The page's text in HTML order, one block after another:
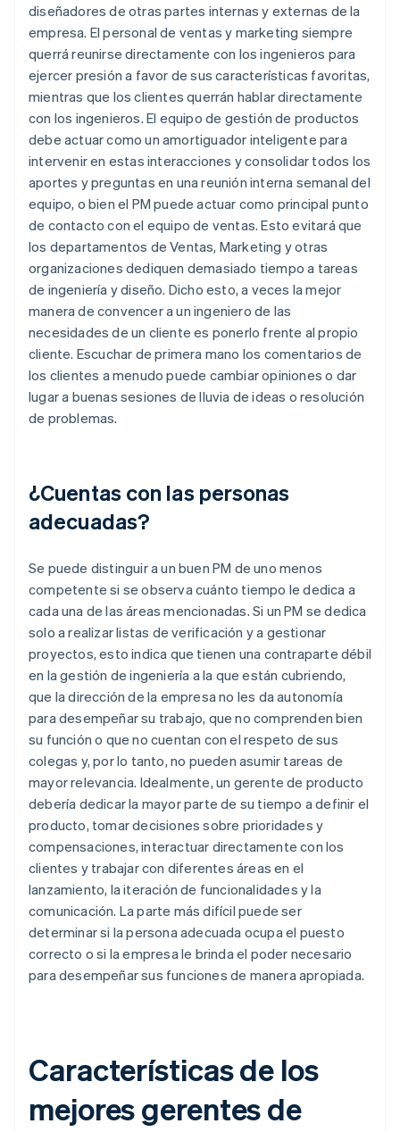
diseñadores de otras partes internas y externas de la
empresa. El personal de ventas y marketing siempre
querrá reunirse directamente con los ingenieros para
ejercer presión a favor de sus características favoritas,
mientras que los clientes querrán hablar directamente
con los ingenieros. El equipo de gestión de productos
debe actuar como un amortiguador inteligente para
intervenir en estas interacciones y consolidar todos los
aportes y preguntas en una reunión interna semanal del
equipo, o bien el PM puede actuar como principal punto
de contacto con el equipo de ventas. Esto evitará que
los departamentos de Ventas, Marketing y otras
organizaciones dediquen demasiado tiempo a tareas
de ingeniería y diseño. Dicho esto, a veces la mejor
manera de convencer a un ingeniero de las
necesidades de un cliente es ponerlo frente al propio
cliente. Escuchar de primera mano los comentarios de
los clientes a menudo puede cambiar opiniones o dar
lugar a buenas sesiones de lluvia de ideas o resolución
de problemas.
¿Cuentas con las personas
adecuadas?
Se puede distinguir a un buen PM de uno menos
competente si se observa cuánto tiempo le dedica a
cada una de las áreas mencionadas. Si un PM se dedica
solo a realizar listas de verificación y a gestionar
proyectos, esto indica que tienen una contraparte débil
en la gestión de ingeniería a la que están cubriendo,
que la dirección de la empresa no les da autonomía
para desempeñar su trabajo, que no comprenden bien
su función o que no cuentan con el respeto de sus
colegas y, por lo tanto, no pueden asumir tareas de
mayor relevancia. Idealmente, un gerente de producto
debería dedicar la mayor parte de su tiempo a definir el
producto, tomar decisiones sobre prioridades y
compensaciones, interactuar directamente con los
clientes y trabajar con diferentes áreas en el
lanzamiento, la iteración de funcionalidades y la
comunicación. La parte más difícil puede ser
determinar si la persona adecuada ocupa el puesto
correcto o si la empresa le brinda el poder necesario
para desempeñar sus funciones de manera apropiada.
Características de los
mejores gerentes de